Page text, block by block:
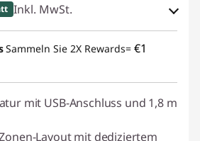
Inkl. MwSt.
:-€ 3,74
Sammeln Sie 2X Rewards= €1
mit USB-Anschluss und 1,8 m
Layout mit dediziertem